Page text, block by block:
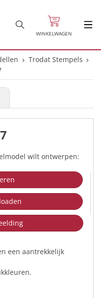
WINKELWAGEN
Trodat Stempels
wilt ontwerpen:
een aantrekkelijk